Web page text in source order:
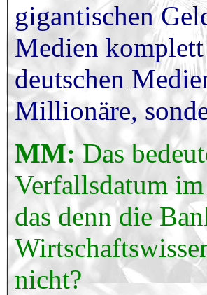
gigantischen
Medien
deutschen
Millionäre,
MM:Das
Verfallsdatum
das denn die
nicht?